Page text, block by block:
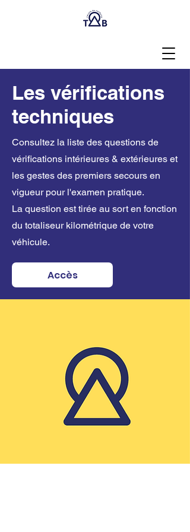
Les vérifications
techniques
Consultez la liste des questions de
vérifications intérieures & extérieures et
les gestes des premiers secours en
vigueur pour l'examen pratique.
La question est tirée au sort en fonction
du totaliseur kilométrique de votre
véhicule.
Accès